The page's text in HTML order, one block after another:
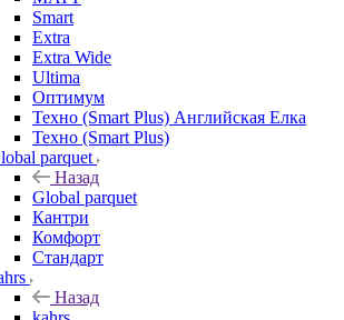
Smart
Extra
Extra Wide
Ultima
Оптимум
Техно (Smart Plus) Английская Елка
Техно (Smart Plus)
parquet
Назад
Global parquet
Кантри
Комфорт
Стандарт
Назад